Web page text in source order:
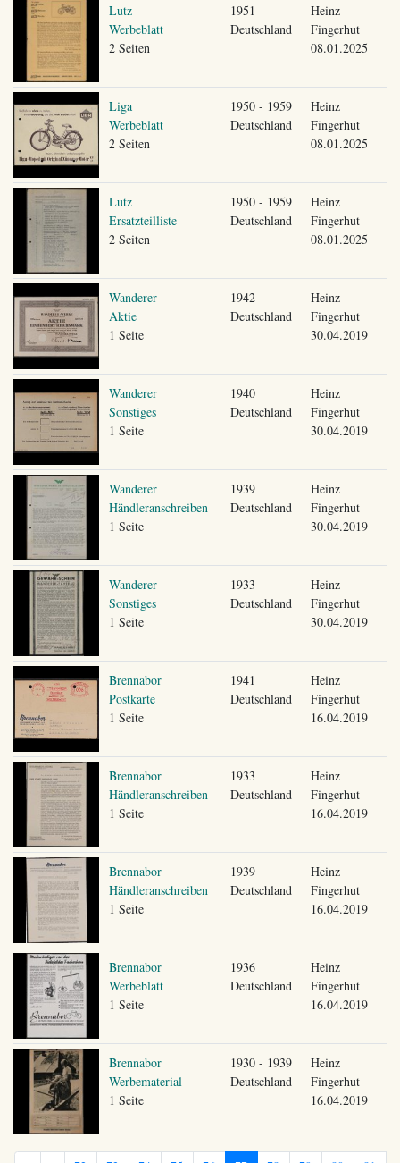
Lutz
Werbeblatt
2 Seiten
1951
Deutschland
Heinz
Fingerhut
08.01.2025
Liga
Werbeblatt
2 Seiten
1950 - 1959
Deutschland
Heinz
Fingerhut
08.01.2025
Lutz
Ersatzteilliste
2 Seiten
1950 - 1959
Deutschland
Heinz
Fingerhut
08.01.2025
Wanderer
Aktie
1 Seite
1942
Deutschland
Heinz
Fingerhut
30.04.2019
Wanderer
Sonstiges
1 Seite
1940
Deutschland
Heinz
Fingerhut
30.04.2019
Wanderer
Händleranschreiben
1 Seite
1939
Deutschland
Heinz
Fingerhut
30.04.2019
Wanderer
Sonstiges
1 Seite
1933
Deutschland
Heinz
Fingerhut
30.04.2019
Brennabor
Postkarte
1 Seite
1941
Deutschland
Heinz
Fingerhut
16.04.2019
Brennabor
Händleranschreiben
1 Seite
1933
Deutschland
Heinz
Fingerhut
16.04.2019
Brennabor
Händleranschreiben
1 Seite
1939
Deutschland
Heinz
Fingerhut
16.04.2019
Brennabor
Werbeblatt
1 Seite
1936
Deutschland
Heinz
Fingerhut
16.04.2019
Brennabor
Werbematerial
1 Seite
1930 - 1939
Deutschland
Heinz
Fingerhut
16.04.2019